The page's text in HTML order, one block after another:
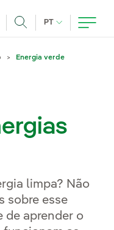
PT IDIOMA ATUAL,
Energia verde
limpa? Não
sobre esse
de aprender o